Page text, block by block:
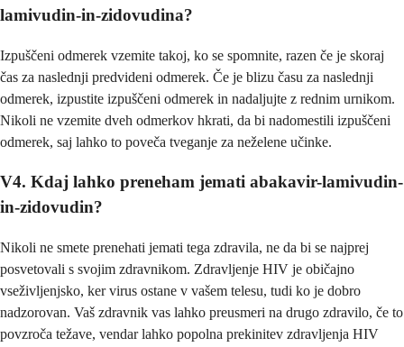
lamivudin-in-zidovudina?
Izpuščeni odmerek vzemite takoj, ko se spomnite, razen če je skoraj
čas za naslednji predvideni odmerek. Če je blizu času za naslednji
odmerek, izpustite izpuščeni odmerek in nadaljujte z rednim urnikom.
Nikoli ne vzemite dveh odmerkov hkrati, da bi nadomestili izpuščeni
odmerek, saj lahko to poveča tveganje za neželene učinke.
V4. Kdaj lahko preneham jemati abakavir-lamivudin-
in-zidovudin?
Nikoli ne smete prenehati jemati tega zdravila, ne da bi se najprej
posvetovali s svojim zdravnikom. Zdravljenje HIV je običajno
vseživljenjsko, ker virus ostane v vašem telesu, tudi ko je dobro
nadzorovan. Vaš zdravnik vas lahko preusmeri na drugo zdravilo, če to
povzroča težave, vendar lahko popolna prekinitev zdravljenja HIV